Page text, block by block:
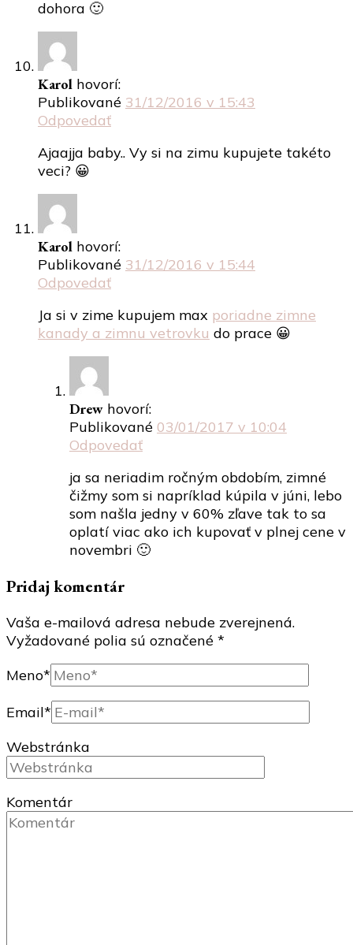
dohora 🙂
Karol hovorí:
Publikované 31/12/2016 v 15:43
Odpovedať
Ajaajja baby.. Vy si na zimu kupujete takéto
veci? 😀
Karol hovorí:
Publikované 31/12/2016 v 15:44
Odpovedať
Ja si v zime kupujem max poriadne zimne
kanady a zimnu vetrovku do prace 😀
Drew hovorí:
Publikované 03/01/2017 v 10:04
Odpovedať
ja sa neriadim ročným obdobím, zimné
čižmy som si napríklad kúpila v júni, lebo
som našla jedny v 60% zľave tak to sa
oplatí viac ako ich kupovať v plnej cene v
novembri 🙂
Pridaj komentár
Vaša e-mailová adresa nebude zverejnená.
Vyžadované polia sú označené *
Meno*
Email*
Webstránka
Komentár